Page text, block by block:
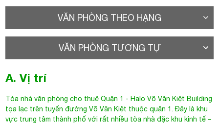
VĂN PHÒNG THEO HẠNG
VĂN PHÒNG TƯƠNG TỰ
Tòa nhà văn phòng cho thuê Quận 1
tọa lạc trên tuyến đường Võ Văn Kiệt thuộc quận 1. Đây là khu
vực trung tâm thành phố với rất nhiều tòa nhà đặc khu kinh tế –
hành chính – tài chính của thành phố.